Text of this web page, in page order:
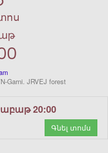
Garni. JRVEJ forest
20:00
Գնել տոմս